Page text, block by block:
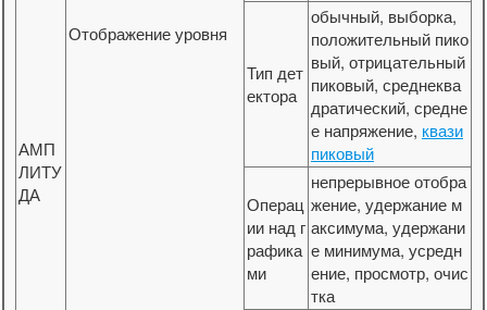
АМП
ЛИТУ
ДА
Отображение уровня
Тип дет
ектора
обычный, выборка,
положительный пико
вый, отрицательный
пиковый, среднеква
дратический, средне
е напряжение, квази
пиковый
Операц
ии над г
рафика
ми
непрерывное отобра
жение, удержание м
аксимума, удержани
е минимума, усредн
ение, просмотр, очис
тка